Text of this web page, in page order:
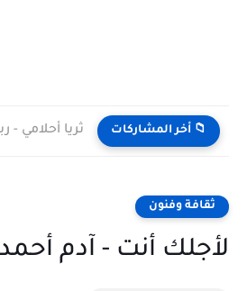
📁 أخر المشاركات ثريا أحلامي -
ثقافة وفنون
لأجلك أنت - آدم